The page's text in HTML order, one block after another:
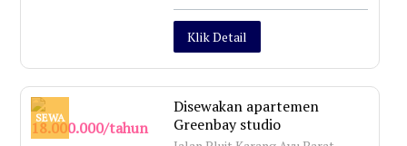
Klik Detail
SEWA
18.000.000/tahun
Disewakan apartemen
Greenbay studio